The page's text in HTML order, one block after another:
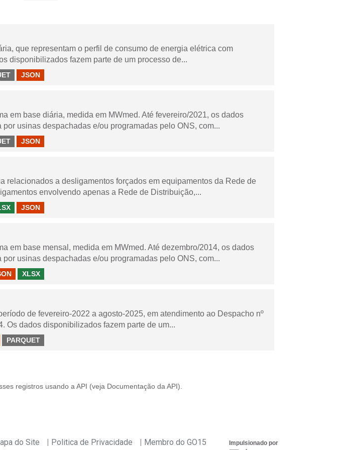
que representam o perfil de consumo de energia elétrica com
disponibilizados fazem parte de um processo de...
JSON
em base diária, medida em MWmed. Até fevereiro/2021, os dados
usinas despachadas e/ou programadas pelo ONS, com...
JSON
relacionados a desligamentos forçados em equipamentos da Rede de
envolvendo apenas a Rede de Distribuição,...
JSON
em base mensal, medida em MWmed. Até dezembro/2014, os dados
usinas despachadas e/ou programadas pelo ONS, com...
XLSX
de fevereiro-2022 a agosto-2025, em atendimento ao Despacho nº
Os dados disponibilizados fazem parte de um...
PARQUET
registros usando aAPI (veja Documentação da API ).
do Site Politica de Privacidade Membro do GO15 Impulsionado por